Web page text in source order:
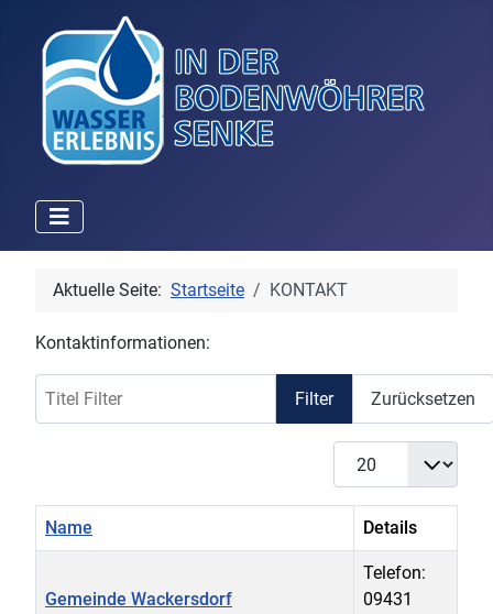
Aktuelle Seite: Startseite KONTAKT
Kontaktinformationen:
Filter Zurücksetzen
Anzeige #
Name Details
Gemeinde Wackersdorf
Telefon:
09431